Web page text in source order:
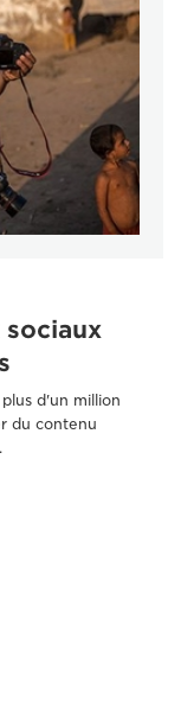
sociaux
d'un million
du contenu